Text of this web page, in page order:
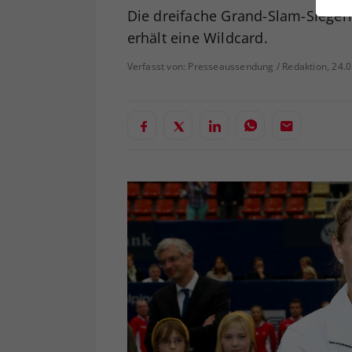
Die dreifache Grand-Slam-
erhält eine Wildcard.
Verfasst von: Presseaussendung / Redaktion,